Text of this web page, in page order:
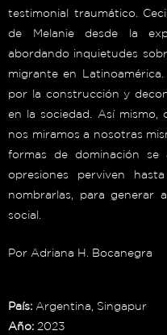
testimonial traumático.
de Melanie desde la
abordando inquietudes
migrante en
por la construcción y
en la sociedad. Así mismo,
nos miramos a nosotras
formas de dominación se
opresiones perviven
nombrarlas, para generar
social.
Por Adriana H. Bocanegra
País: Argentina, Singapur
Año: 2023